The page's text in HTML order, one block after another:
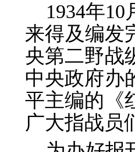
1934年
来得及编发
央第二野战
中央政府办
平主编的《
广大指战员